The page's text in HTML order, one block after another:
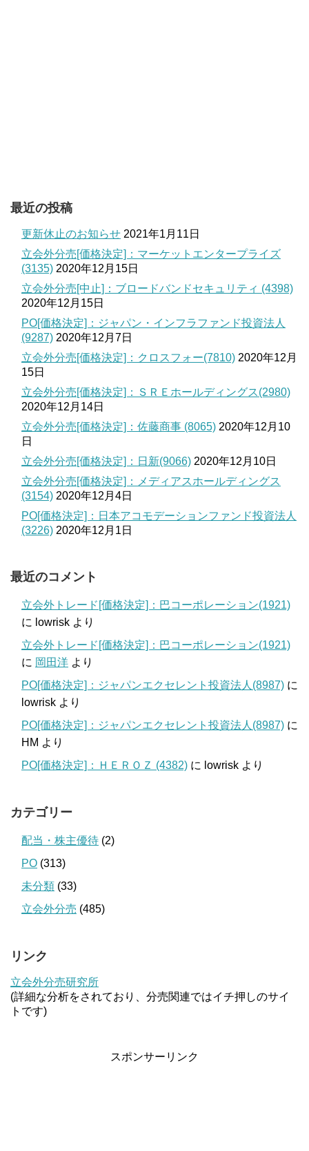
最近の投稿
更新休止のお知らせ 2021年1月11日
立会外分売[価格決定]：マーケットエンタープライズ
(3135) 2020年12月15日
立会外分売[中止]：ブロードバンドセキュリティ (4398)
2020年12月15日
PO[価格決定]：ジャパン・インフラファンド投資法人
(9287) 2020年12月7日
立会外分売[価格決定]：クロスフォー(7810) 2020年12月
15日
立会外分売[価格決定]：ＳＲＥホールディングス(2980)
2020年12月14日
立会外分売[価格決定]：佐藤商事 (8065) 2020年12月10
日
立会外分売[価格決定]：日新(9066) 2020年12月10日
立会外分売[価格決定]：メディアスホールディングス
(3154) 2020年12月4日
PO[価格決定]：日本アコモデーションファンド投資法人
(3226) 2020年12月1日
最近のコメント
立会外トレード[価格決定]：巴コーポレーション(1921)
に lowrisk より
立会外トレード[価格決定]：巴コーポレーション(1921)
に 岡田洋 より
PO[価格決定]：ジャパンエクセレント投資法人(8987) に
lowrisk より
PO[価格決定]：ジャパンエクセレント投資法人(8987) に
HM より
PO[価格決定]：ＨＥＲＯＺ (4382) に lowrisk より
カテゴリー
配当・株主優待 (2)
PO (313)
未分類 (33)
立会外分売 (485)
リンク
立会外分売研究所
(詳細な分析をされており、分売関連ではイチ押しのサイ
トです)
スポンサーリンク